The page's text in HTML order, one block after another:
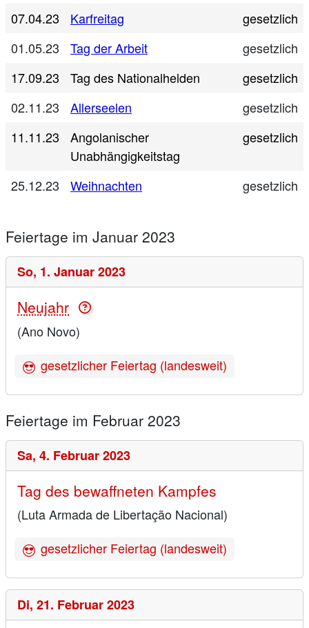
07.04.23
Karfreitag
gesetzlich
01.05.23
Tag der Arbeit
gesetzlich
17.09.23
Tag des Nationalhelden
gesetzlich
02.11.23
Allerseelen
gesetzlich
11.11.23
Angolanischer
Unabhängigkeitstag
gesetzlich
25.12.23 Weihnachten gesetzlich
Feiertage im Januar 2023
So, 1. Januar 2023
Neujahr
(Ano Novo)
gesetzlicher Feiertag (landesweit)
Feiertage im Februar 2023
Sa, 4. Februar 2023
Tag des bewaffneten Kampfes
(Luta Armada de Libertação Nacional)
gesetzlicher Feiertag (landesweit)
Di, 21. Februar 2023